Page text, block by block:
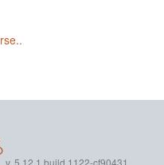
.
v. 5.12.1 build 1122-cf90431